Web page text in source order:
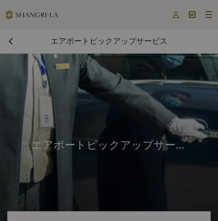
  
エアポートピックアップサービス
エアポートピックアップサービ